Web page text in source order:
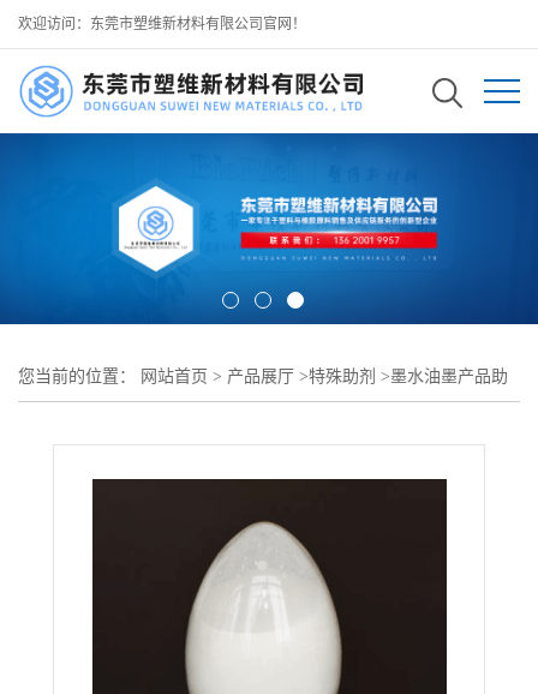
欢迎访问：东莞市塑维新材料有限公司官网！
您当前的位置： 网站首页 > 产品展厅 >特殊助剂 >墨水油墨产品助